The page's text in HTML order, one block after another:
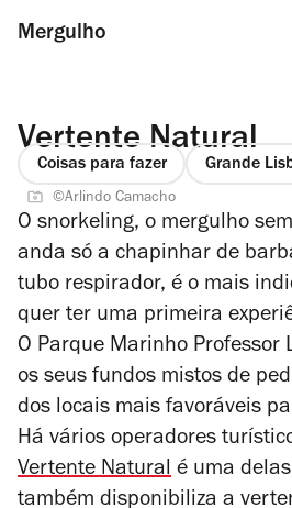
Mergulho
Vertente Natural
Coisas para fazer Grande
©Arlindo Camacho
O snorkeling, o mergulho
anda só a chapinhar de
tubo respirador, é o mais
quer ter uma primeira
O Parque Marinho Professor
os seus fundos mistos de
dos locais mais favoráveis
Há vários operadores
Vertente Natural é uma
também disponibiliza a